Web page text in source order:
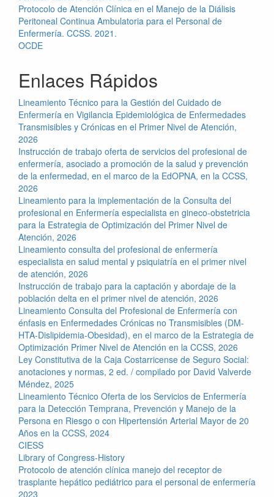
Protocolo de Atención Clínica en el Manejo de la Diálisis
Peritoneal Continua Ambulatoria para el Personal de
Enfermería. CCSS. 2021.
OCDE
Enlaces Rápidos
Lineamiento Técnico para la Gestión del Cuidado de
Enfermería en Vigilancia Epidemiológica de Enfermedades
Transmisibles y Crónicas en el Primer Nivel de Atención,
2026
Instrucción de trabajo oferta de servicios del profesional de
enfermería, asociado a promoción de la salud y prevención
de la enfermedad, en el marco de la EdOPNA, en la CCSS,
2026
Lineamiento para la implementación de la Consulta del
profesional en Enfermería especialista en gineco-obstetricia
para la Estrategia de Optimización del Primer Nivel de
Atención, 2026
Lineamiento consulta del profesional de enfermería
especialista en salud mental y psiquiatría en el primer nivel
de atención, 2026
Instrucción de trabajo para la captación y abordaje de la
población delta en el primer nivel de atención, 2026
Lineamiento Consulta del Profesional de Enfermería con
énfasis en Enfermedades Crónicas no Transmisibles (DM-
HTA-Dislipidemia-Obesidad), en el marco de la Estrategia de
Optimización Primer Nivel de Atención en la CCSS, 2026
Ley Constitutiva de la Caja Costarricense de Seguro Social:
anotaciones y normas, 2 ed. / compilado por David Valverde
Méndez, 2025
Lineamiento Técnico Oferta de los Servicios de Enfermería
para la Detección Temprana, Prevención y Manejo de la
Persona en Riesgo o con Hipertensión Arterial Mayor de 20
Años en la CCSS, 2024
CIESS
Library of Congress-History
Protocolo de atención clínica manejo del receptor de
trasplante hepático pediátrico para el personal de enfermería
2023